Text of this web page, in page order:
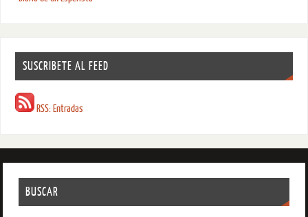
SUSCRIBETE AL FEED
RSS: Entradas
BUSCAR